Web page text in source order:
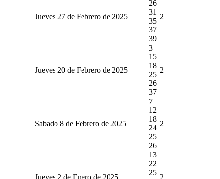
Jueves 27 de Febrero de 2025
26
31
35
37
39
2
Jueves 20 de Febrero de 2025
3
15
18
25
26
37
2
Sabado 8 de Febrero de 2025
7
12
18
24
25
26
2
Jueves 2 de Enero de 2025
13
22
25
2